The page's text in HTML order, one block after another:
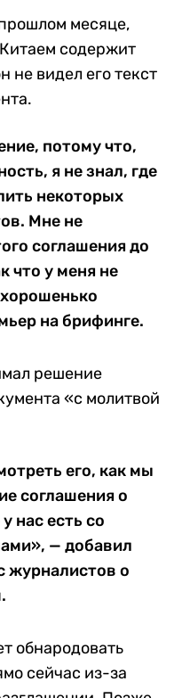
месяце,
содержит
не видел его текст
потому что,
я не знал, где
некоторых
Мне не
соглашения до
что у меня не
на брифинге.
решение
«с молитвой
его, как мы
соглашения о
нас есть со
— добавил
журналистов о
обнародовать
сейчас из-за